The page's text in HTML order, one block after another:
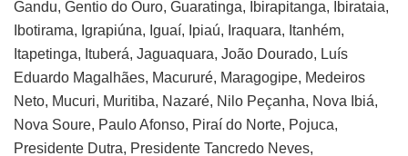
Gandu, Gentio do Ouro, Guaratinga, Ibirapitanga, Ibirataia,
Ibotirama, Igrapiúna, Iguaí, Ipiaú, Iraquara, Itanhém,
Itapetinga, Ituberá, Jaguaquara, João Dourado, Luís
Eduardo Magalhães, Macururé, Maragogipe, Medeiros
Neto, Mucuri, Muritiba, Nazaré, Nilo Peçanha, Nova Ibiá,
Nova Soure, Paulo Afonso, Piraí do Norte, Pojuca,
Presidente Dutra, Presidente Tancredo Neves,